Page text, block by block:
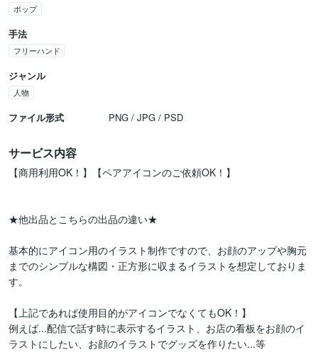
ポップ
手法
フリーハンド
ジャンル
人物
ファイル形式 PNG / JPG / PSD
サービス内容
【商用利用OK！】【ペアアイコンのご依頼OK！】
★他出品とこちらの出品の違い★
基本的にアイコン用のイラスト制作ですので、お顔のアップや胸元
までのシンプルな構図・正方形に収まるイラストを想定しておりま
す。
【上記であれば使用目的がアイコンでなくてもOK！】
例えば...配信で話す時に表示するイラスト、お店の看板をお顔のイ
ラストにしたい、お顔のイラストでグッズを作りたい...等